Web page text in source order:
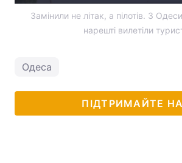
Замінили не літак, а пілотів. З
нарешті вилетіли
Одеса
ПІДТРИМАЙТЕ